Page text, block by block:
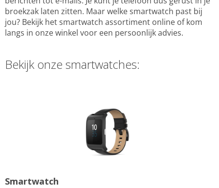
broekzak laten zitten. Maar welke smartwatch past bij
jou? Bekijk het smartwatch assortiment online of kom
langs in onze winkel voor een persoonlijk advies.
Bekijk onze smartwatches:
Smartwatch